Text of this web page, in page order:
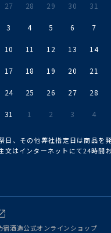
27 28 29 30 31
3 4 5 6 7
10 11 12 13 14
17 18 19 20 21
24 25 26 27 28
31 1 2 3 4
日、その他弊社指定日は商品を
文はインターネットにて24時間
酒造公式オンラインショップ